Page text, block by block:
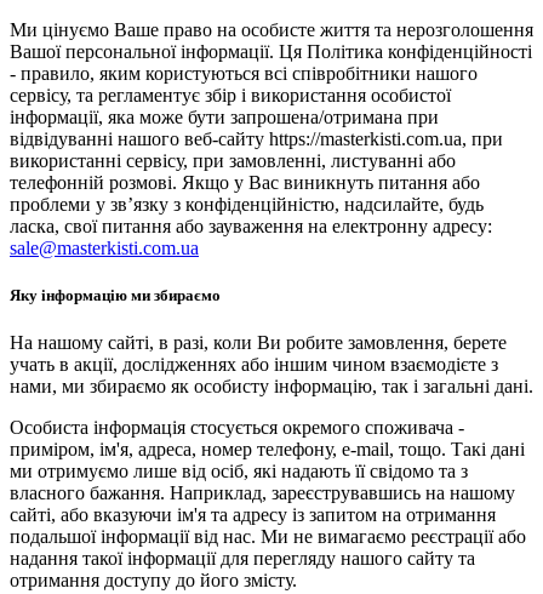
Ми цінуємо Ваше право на особисте життя та нерозголошення
Вашої персональної інформації. Ця Політика конфіденційності
- правило, яким користуються всі співробітники нашого
сервісу, та регламентує збір і використання особистої
інформації, яка може бути запрошена/отримана при
відвідуванні нашого веб-сайту https://masterkisti.com.ua, при
використанні сервісу, при замовленні, листуванні або
телефонній розмові. Якщо у Вас виникнуть питання або
проблеми у зв’язку з конфіденційністю, надсилайте, будь
ласка, свої питання або зауваження на електронну адресу:
sale@masterkisti.com.ua
Яку інформацію ми збираємо
На нашому сайті, в разі, коли Ви робите замовлення, берете
учать в акції, дослідженнях або іншим чином взаємодієте з
нами, ми збираємо як особисту інформацію, так і загальні дані.
Особиста інформація стосується окремого споживача -
приміром, ім'я, адреса, номер телефону, e-mail, тощо. Такі дані
ми отримуємо лише від осіб, які надають її свідомо та з
власного бажання. Наприклад, зареєструвавшись на нашому
сайті, або вказуючи ім'я та адресу із запитом на отримання
подальшої інформації від нас. Ми не вимагаємо реєстрації або
надання такої інформації для перегляду нашого сайту та
отримання доступу до його змісту.